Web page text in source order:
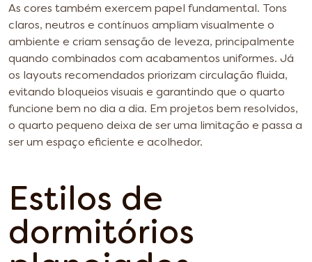
As cores também exercem papel fundamental. Tons
claros, neutros e contínuos ampliam visualmente o
ambiente e criam sensação de leveza, principalmente
quando combinados com acabamentos uniformes. Já
os layouts recomendados priorizam circulação fluida,
evitando bloqueios visuais e garantindo que o quarto
funcione bem no dia a dia. Em projetos bem resolvidos,
o quarto pequeno deixa de ser uma limitação e passa a
ser um espaço eficiente e acolhedor.
Estilos de
dormitórios